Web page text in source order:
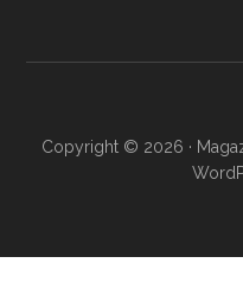
Copyright © 2026 ·